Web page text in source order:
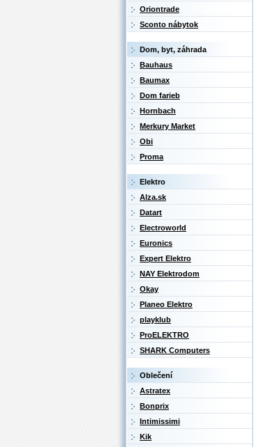
Oriontrade
Sconto nábytok
Dom, byt, záhrada
Bauhaus
Baumax
Dom farieb
Hornbach
Merkury Market
Obi
Proma
Elektro
Alza.sk
Datart
Electroworld
Euronics
Expert Elektro
NAY Elektrodom
Okay
Planeo Elektro
playklub
ProELEKTRO
SHARK Computers
Oblečení
Astratex
Bonprix
Intimissimi
Kik